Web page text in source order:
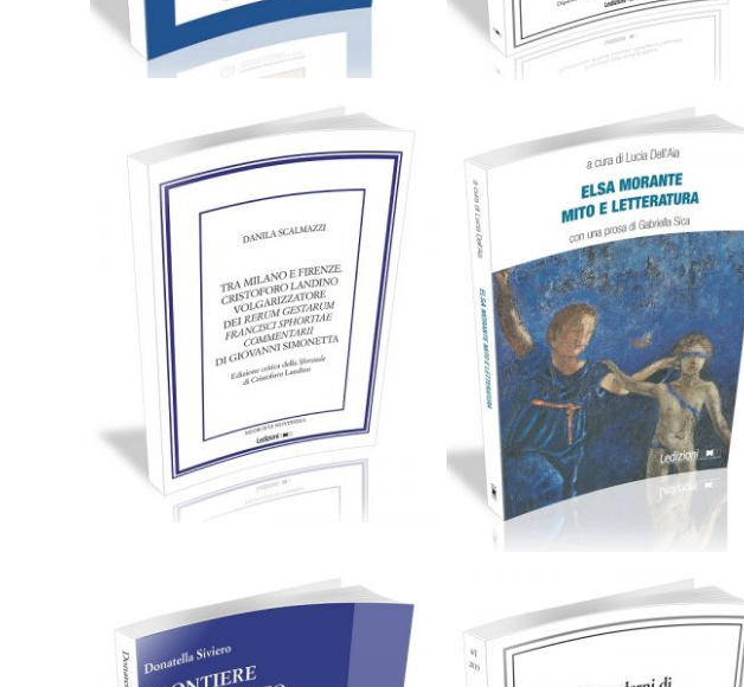
CartaceoeBook in PDF
0,00€ 48,00€ Cartaceo eBook in PDF
0,00€ 18,00€
Scegli